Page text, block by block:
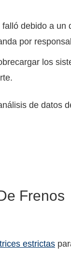
debido a un
por
los
de datos
Frenos
estrictas